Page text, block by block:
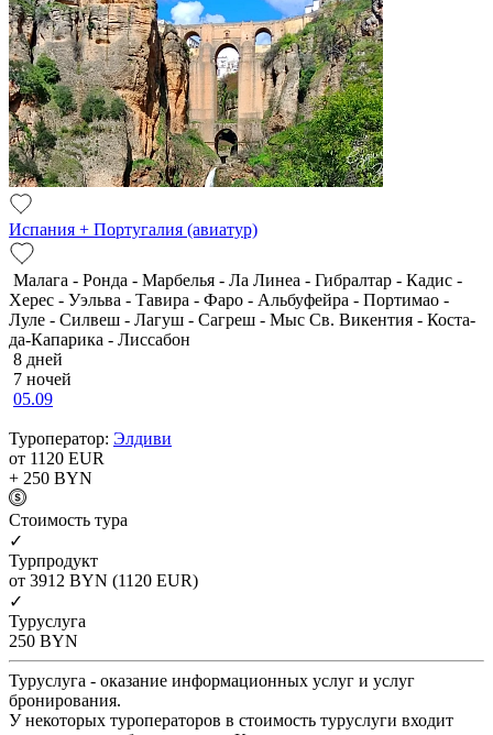
Испания + Португалия (авиатур)
Малага - Ронда - Марбелья - Ла Линеа - Гибралтар - Кадис -
Херес - Уэльва - Тавира - Фаро - Альбуфейра - Портимао -
Луле - Силвеш - Лагуш - Сагреш - Мыс Св. Викентия - Коста-
да-Капарика - Лиссабон
8 дней
7 ночей
05.09
Туроператор: Элдиви
от 1120 EUR
+ 250 BYN
Cтоимость тура
✓
Турпродукт
от 3912 BYN (1120 EUR)
✓
Туруслуга
250 BYN
Туруслуга - оказание информационных услуг и услуг
бронирования.
У некоторых туроператоров в стоимость туруслуги входит